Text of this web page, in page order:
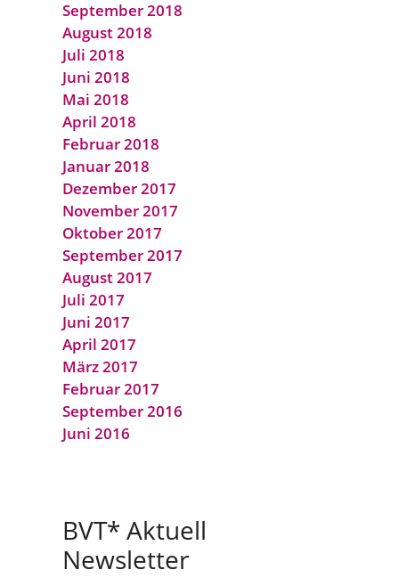
September 2018
August 2018
Juli 2018
Juni 2018
Mai 2018
April 2018
Februar 2018
Januar 2018
Dezember 2017
November 2017
Oktober 2017
September 2017
August 2017
Juli 2017
Juni 2017
April 2017
März 2017
Februar 2017
September 2016
Juni 2016
BVT* Aktuell
Newsletter